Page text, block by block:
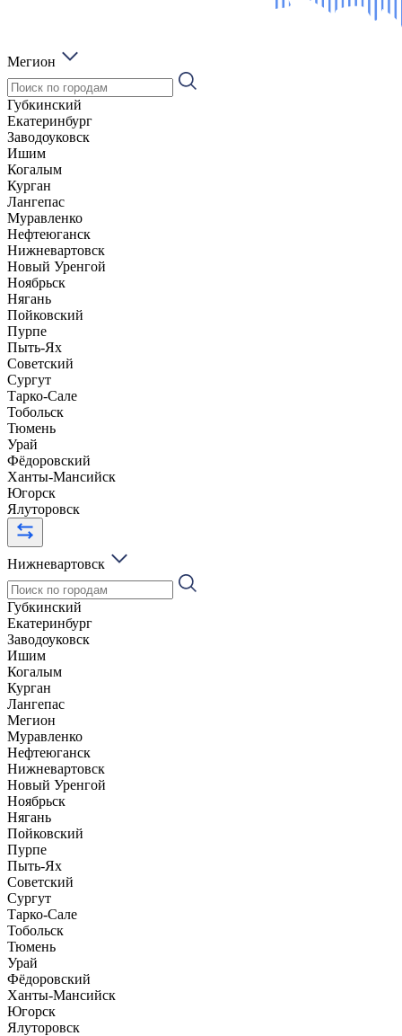
Мегион
Губкинский
Екатеринбург
Заводоуковск
Ишим
Когалым
Курган
Лангепас
Муравленко
Нефтеюганск
Нижневартовск
Новый Уренгой
Ноябрьск
Нягань
Пойковский
Пурпе
Пыть-Ях
Советский
Сургут
Тарко-Сале
Тобольск
Тюмень
Урай
Фёдоровский
Ханты-Мансийск
Югорск
Ялуторовск
Нижневартовск
Губкинский
Екатеринбург
Заводоуковск
Ишим
Когалым
Курган
Лангепас
Мегион
Муравленко
Нефтеюганск
Нижневартовск
Новый Уренгой
Ноябрьск
Нягань
Пойковский
Пурпе
Пыть-Ях
Советский
Сургут
Тарко-Сале
Тобольск
Тюмень
Урай
Фёдоровский
Ханты-Мансийск
Югорск
Ялуторовск